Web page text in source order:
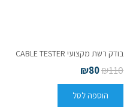
בודק רשת מקצועי CABLE TESTER
₪110
₪80
הוספה לסל